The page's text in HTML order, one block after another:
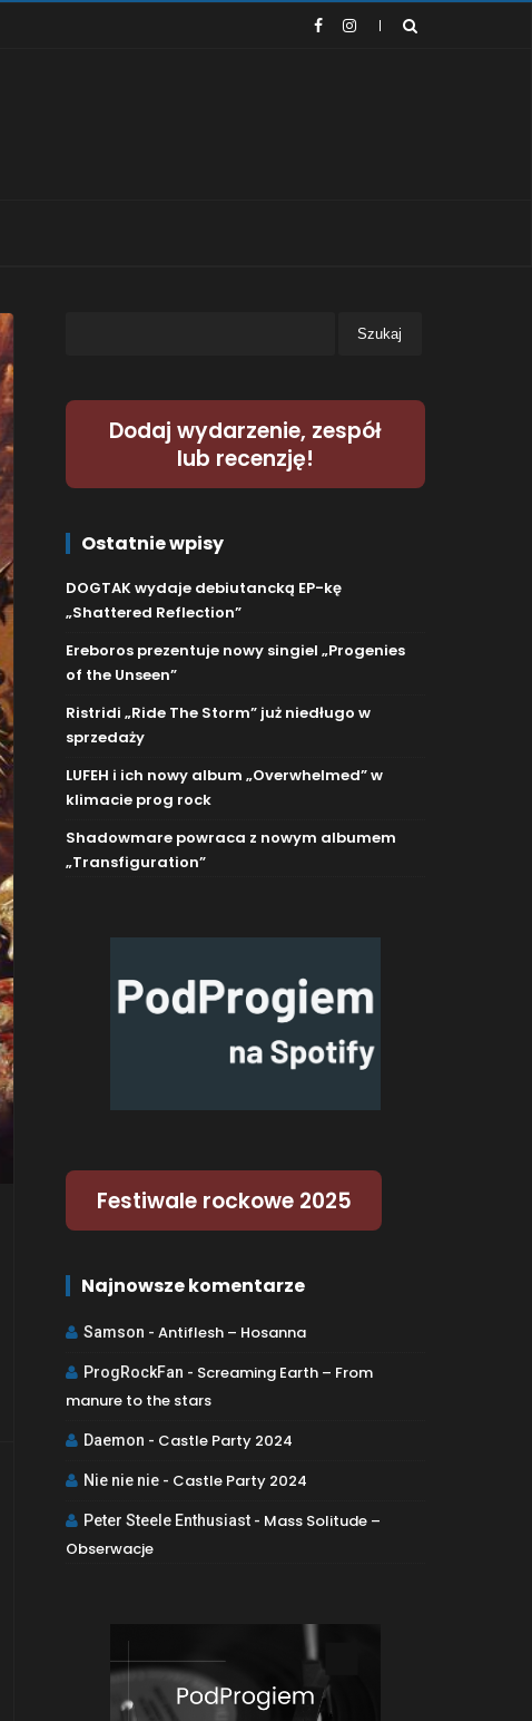
Dodaj wydarzenie, zespół
lub recenzję!
Ostatnie wpisy
DOGTAK wydaje debiutancką EP-kę
„Shattered Reflection”
Ereboros prezentuje nowy singiel „Progenies
of the Unseen”
Ristridi „Ride The Storm” już niedługo w
sprzedaży
LUFEH i ich nowy album „Overwhelmed” w
klimacie prog rock
Shadowmare powraca z nowym albumem
„Transfiguration”
Festiwale rockowe 2025
Najnowsze komentarze
Samson -Antiflesh – Hosanna
ProgRockFan - Screaming Earth – From
manure to the stars
Daemon - Castle Party 2024
Nie nie nie - Castle Party 2024
Peter Steele Enthusiast - Mass Solitude –
Obserwacje